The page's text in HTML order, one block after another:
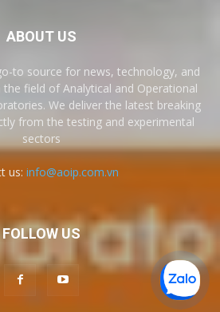
ABOUT US
to source for news, technology, and
field of Analytical and Operational
We deliver the latest breaking
from the testing and experimental
sectors
us: info@aoip.com.vn
FOLLOW US